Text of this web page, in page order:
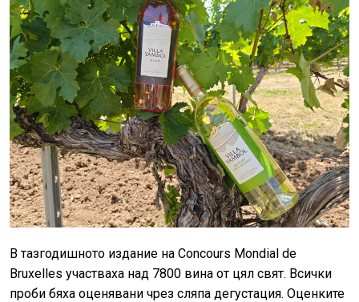
В тазгодишното издание на Concours Mondial de
Bruxelles участваха над 7800 вина от цял свят. Всички
проби бяха оценявани чрез сляпа дегустация. Оценките